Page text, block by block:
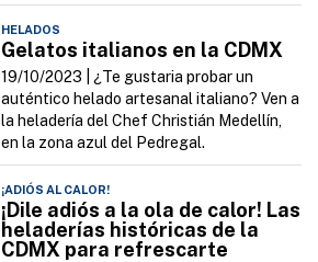
HELADOS
Gelatos italianos en la CDMX
19/10/2023 | ¿Te gustaria probar un
auténtico helado artesanal italiano? Ven a
la heladería del Chef Christián Medellín,
en la zona azul del Pedregal.
¡ADIÓS AL CALOR!
¡Dile adiós a la ola de calor! Las
heladerías históricas de la
CDMX para refrescarte